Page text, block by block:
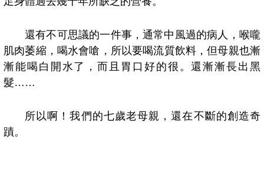
還有不可思議的一件事，通常中風過的病人，喉嚨
肌肉萎縮，喝水會嗆，所以要喝流質飲料，但母親也漸
漸能喝白開水了，而且胃口好的很。還漸漸長出黑
髮……
所以啊！我們的七歲老母親，還在不斷的創造奇
蹟。